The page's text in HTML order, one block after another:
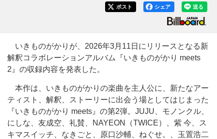
送る
シェア
ポスト
いきものがかりが、2026年3月11日にリリースとなる新
解釈コラボレーションアルバム『いきものがかり meets
2』の収録内容を発表した。
本作は、いきものがかりの楽曲を主人公に、新たなアー
ティスト、解釈、ストーリーに出会う場としてはじまった
『いきものがかり meets』の第2弾。JUJU、モノンクル、
にしな、友成空、礼賛、NAYEON（TWICE）、紫 今、ス
キマスイッチ、なきごと、原口沙輔、ねぐせ。、玉置浩二